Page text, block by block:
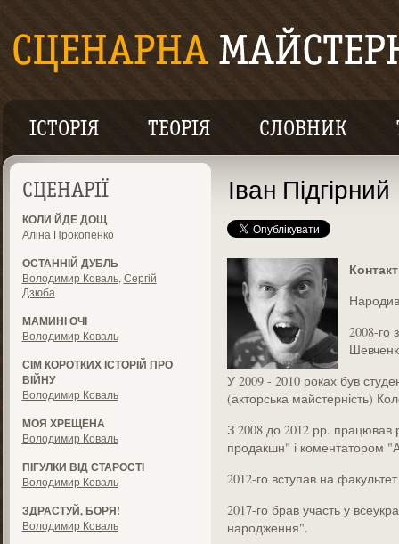
ІСТОРІЯ ТЕОРІЯ СЛОВНИК
СЦЕНАРІЇ
КОЛИ ЙДЕ ДОЩ
Аліна Прокопенко
ОСТАННІЙ ДУБЛЬ
Володимир Коваль, Сергій
Дзюба
МАМИНІ ОЧІ
Володимир Коваль
СІМ КОРОТКИХ ІСТОРІЙ ПРО
ВІЙНУ
Володимир Коваль
МОЯ ХРЕЩЕНА
Володимир Коваль
ПІГУЛКИ ВІД СТАРОСТІ
Володимир Коваль
ЗДРАСТУЙ, БОРЯ!
Володимир Коваль
Іван Підгірний
2008-го
У 2009 - 2010 роках був
(акторська майстерність)
З 2008 до 2012 рр. працював
продакшн" і коментатором
2012-го вступав на
2017-го брав участь у
народження".